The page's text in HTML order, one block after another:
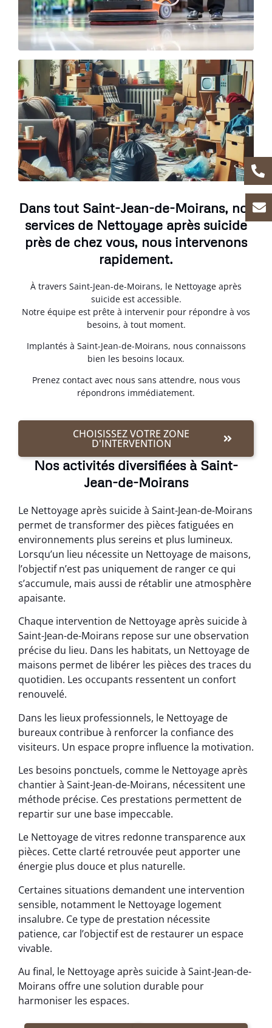
Dans tout Saint-Jean-de-Moirans, nos
services de Nettoyage après suicide
près de chez vous, nous intervenons
rapidement.
À travers Saint-Jean-de-Moirans, le Nettoyage après
suicide est accessible.
Notre équipe est prête à intervenir pour répondre à vos
besoins, à tout moment.
Implantés à Saint-Jean-de-Moirans, nous connaissons
bien les besoins locaux.
Prenez contact avec nous sans attendre, nous vous
répondrons immédiatement.
CHOISISSEZ VOTRE ZONE
D'INTERVENTION
Nos activités diversifiées à Saint-
Jean-de-Moirans
Le Nettoyage après suicide à Saint-Jean-de-Moirans
permet de transformer des pièces fatiguées en
environnements plus sereins et plus lumineux.
Lorsqu’un lieu nécessite un Nettoyage de maisons,
l’objectif n’est pas uniquement de ranger ce qui
s’accumule, mais aussi de rétablir une atmosphère
apaisante.
Chaque intervention de Nettoyage après suicide à
Saint-Jean-de-Moirans repose sur une observation
précise du lieu. Dans les habitats, un Nettoyage de
maisons permet de libérer les pièces des traces du
quotidien. Les occupants ressentent un confort
renouvelé.
Dans les lieux professionnels, le Nettoyage de
bureaux contribue à renforcer la confiance des
visiteurs. Un espace propre influence la motivation.
Les besoins ponctuels, comme le Nettoyage après
chantier à Saint-Jean-de-Moirans, nécessitent une
méthode précise. Ces prestations permettent de
repartir sur une base impeccable.
Le Nettoyage de vitres redonne transparence aux
pièces. Cette clarté retrouvée peut apporter une
énergie plus douce et plus naturelle.
Certaines situations demandent une intervention
sensible, notamment le Nettoyage logement
insalubre. Ce type de prestation nécessite
patience, car l’objectif est de restaurer un espace
vivable.
Au final, le Nettoyage après suicide à Saint-Jean-de-
Moirans offre une solution durable pour
harmoniser les espaces.